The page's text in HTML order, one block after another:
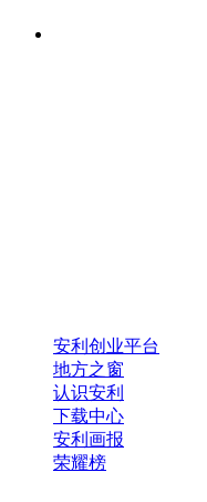
安利创业平台
地方之窗
认识安利
下载中心
安利画报
荣耀榜